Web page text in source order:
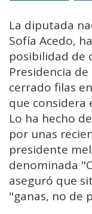
La diputada
Sofía Acedo,
posibilidad de
Presidencia
cerrado filas
que considera
Lo ha hecho
por unas
presidente
denominada
aseguró que
"ganas, no de